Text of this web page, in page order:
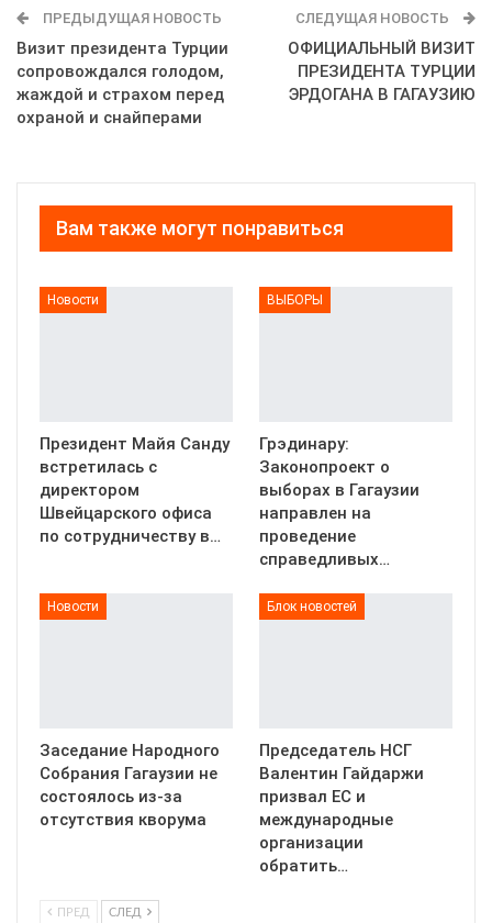
ПРЕДЫДУЩАЯ НОВОСТЬ
Визит президента Турции
сопровождался голодом,
жаждой и страхом перед
охраной и снайперами
СЛЕДУЩАЯ НОВОСТЬ
ОФИЦИАЛЬНЫЙ ВИЗИТ
ПРЕЗИДЕНТА ТУРЦИИ
ЭРДОГАНА В ГАГАУЗИЮ
Вам также могут понравиться
Новости
Президент Майя Санду
встретилась с
директором
Швейцарского офиса
по сотрудничеству в…
ВЫБОРЫ
Грэдинару:
Законопроект о
выборах в Гагаузии
направлен на
проведение
справедливых…
Новости
Заседание Народного
Собрания Гагаузии не
состоялось из-за
отсутствия кворума
Блок новостей
Председатель НСГ
Валентин Гайдаржи
призвал ЕС и
международные
организации
обратить…
ПРЕД СЛЕД